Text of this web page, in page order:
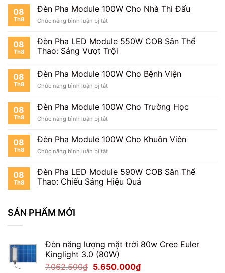
Nhà
Pha
Module
100W
Bao
Nhiêu?
08
Th8
Đèn Pha Module 100W Cho Nhà Thi Đấu
Chức năng bình luận bị tắtở
Pha
Module
100W
Nhà
Đấu
08
Th8
Đèn Pha LED Module 550W COB Sân Thể
Thao: Sáng Vượt Trội
08
Th8
Đèn Pha Module 100W Cho Bệnh Viện
Chức năng bình luận bị tắtở
Pha
Module
100W
Bệnh
08
Th8
Đèn Pha Module 100W Cho Trường Học
Chức năng bình luận bị tắtở
Pha
Module
100W
Trường
Học
08
Th8
Đèn Pha Module 100W Cho Khuôn Viên
Chức năng bình luận bị tắtở
Pha
Module
100W
08
Th8
Đèn Pha LED Module 590W COB Sân Thể
Thao: Chiếu Sáng Hiệu Quả
SẢN PHẨM MỚI
Đèn năng lượng mặt trời 80w Cree Euler
Kinglight 3.0 (80W)
7.062.500₫ Giá
5.650.000₫Giá